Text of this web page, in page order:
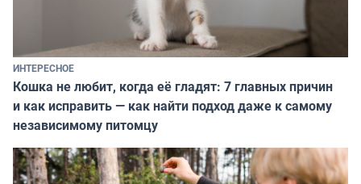
ИНТЕРЕСНОЕ
Кошка не любит, когда её гладят: 7 главных причин
и как исправить — как найти подход даже к самому
независимому питомцу